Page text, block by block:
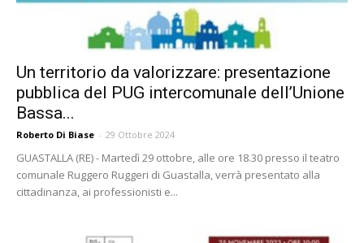
Un territorio da valorizzare: presentazione
pubblica del PUG intercomunale dell’Unione
Bassa...
Roberto Di Biase - 29 Ottobre 2024
GUASTALLA (RE) - Martedì 29 ottobre, alle ore 18.30 presso il teatro
comunale Ruggero Ruggeri di Guastalla, verrà presentato alla
cittadinanza, ai professionisti e...